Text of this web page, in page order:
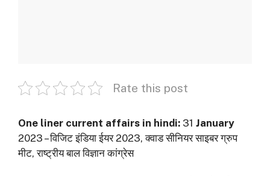
Rate this post
One liner current affairs in hindi: 31 January
2023 – विजिट इंडिया ईयर 2023, क्‍वाड सीनियर साइबर ग्रुप
मीट, राष्‍ट्रीय बाल विज्ञान कांग्रेस